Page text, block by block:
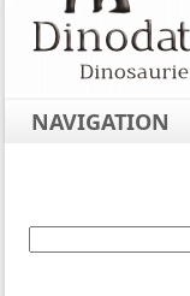
NAVIGATION